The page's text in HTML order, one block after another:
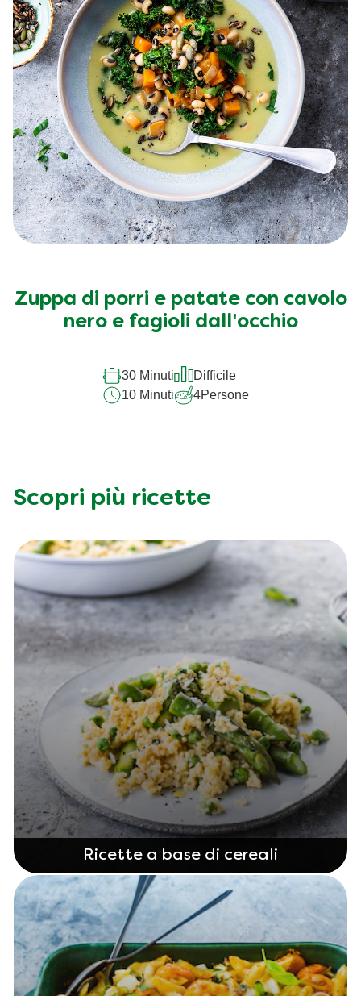
Zuppa di porri e patate con cavolo
nero e fagioli dall'occhio
30 Minuti
Difficile
10 Minuti
4Persone
Scopri più ricette
Ricette a base di cereali